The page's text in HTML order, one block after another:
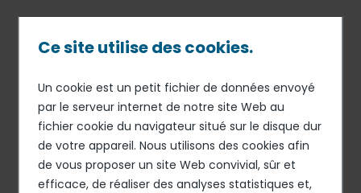
principal
Fil
d'Ariane
13 AVR 15 ORGANISATION
Frédéric Fougerat, directeur
de la communication
Groupe
Ce site utilise des cookies.
Un cookie est un petit fichier de données envoyé
par le serveur internet de notre site Web au
fichier cookie du navigateur situé sur le disque dur
de votre appareil. Nous utilisons des cookies afin
de vous proposer un site Web convivial, sûr et
efficace, de réaliser des analyses statistiques et,